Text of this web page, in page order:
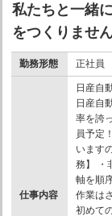
私たちと一緒
をつくりません
勤務形態 正社員
仕事内容
日産自
日産自
率を誇
員予定
います
務】 ・
軸を順
作業は
初めて